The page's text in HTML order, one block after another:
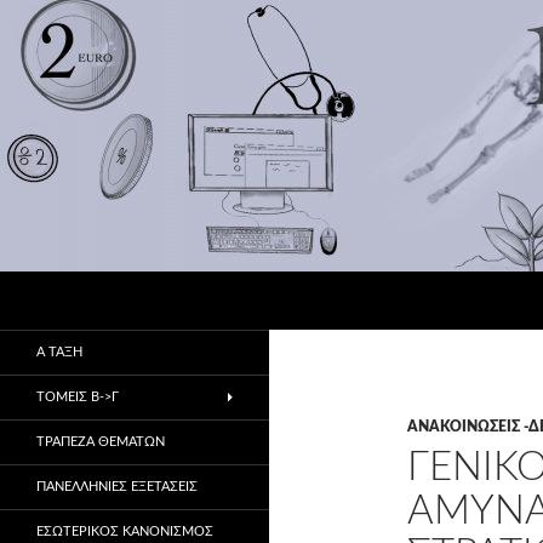
ΑΝΑΚΟΙΝΏΣΕΙΣ -
Α ΤΑΞΗ
ΤΟΜΕΙΣ Β->Γ
ΤΡΑΠΕΖΑ ΘΕΜΑΤΩΝ
ΠΑΝΕΛΛΗΝΙΕΣ ΕΞΕΤΑΣΕΙΣ
ΕΣΩΤΕΡΙΚΌΣ ΚΑΝΟΝΙΣΜΌΣ